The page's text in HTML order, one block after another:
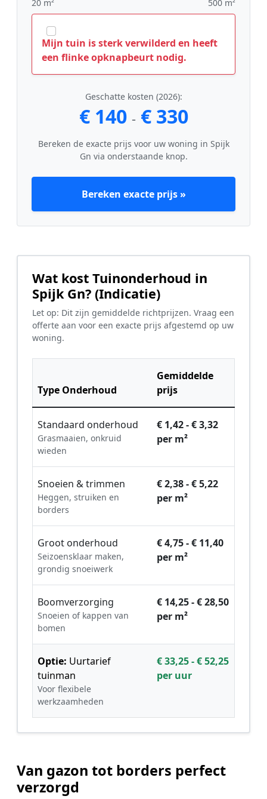
20 m² 500 m²
Mijn tuin is sterk verwilderd en heeft
een flinke opknapbeurt nodig.
Geschatte kosten (2026):
€ 140 - € 330
Bereken de exacte prijs voor uw woning in Spijk
Gn via onderstaande knop.
Bereken exacte prijs »
Wat kost Tuinonderhoud in
Spijk Gn? (Indicatie)
Let op: Dit zijn gemiddelde richtprijzen. Vraag een
offerte aan voor een exacte prijs afgestemd op uw
woning.
Type Onderhoud
Gemiddelde
prijs
Standaard onderhoud
Grasmaaien, onkruid
wieden
€ 1,42 - € 3,32
per m²
Snoeien & trimmen
Heggen, struiken en
borders
€ 2,38 - € 5,22
per m²
Groot onderhoud
Seizoensklaar maken,
grondig snoeiwerk
€ 4,75 - € 11,40
per m²
Boomverzorging
Snoeien of kappen van
bomen
€ 14,25 - € 28,50
per m²
Optie: Uurtarief
tuinman
Voor flexibele
werkzaamheden
€ 33,25 - € 52,25
per uur
Van gazon tot borders perfect
verzorgd